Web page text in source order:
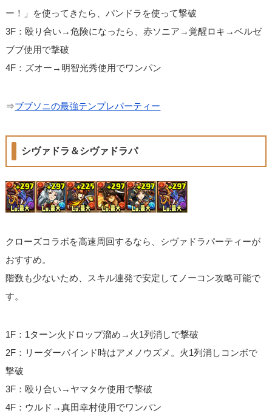
ー！」を使ってきたら、パンドラを使って撃破
3F：殴り合い→危険になったら、赤ソニア→覚醒ロキ→ベルゼ
ブブ使用で撃破
4F：ズオー→明智光秀使用でワンパン
⇒ブブソニの最強テンプレパーティー
シヴァドラ＆シヴァドラパ
クローズコラボを高速周回するなら、シヴァドラパーティーが
おすすめ。
階数も少ないため、スキル連発で安定してノーコン攻略可能で
す。
1F：1ターン火ドロップ溜め→火1列消しで撃破
2F：リーダーバインド時はアメノウズメ。火1列消しコンボで
撃破
3F：殴り合い→ヤマタケ使用で撃破
4F：ウルド→真田幸村使用でワンパン